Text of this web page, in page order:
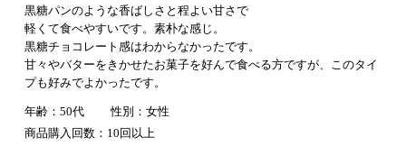
黒糖パンのような香ばしさと程よい甘さで
軽くて食べやすいです。素朴な感じ。
黒糖チョコレート感はわからなかったです。
甘々やバターをきかせたお菓子を好んで食べる方ですが、このタイ
プも好みでよかったです。
年齢：50代
性別：女性
商品購入回数：10回以上